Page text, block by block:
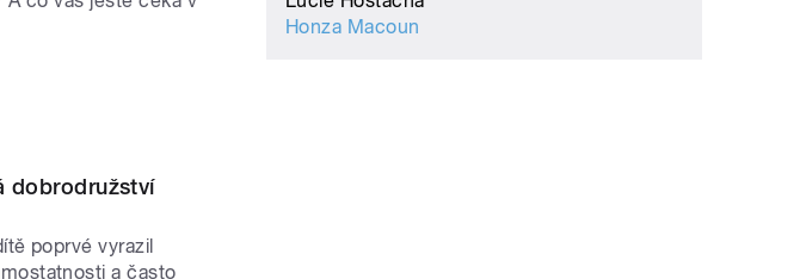
dobrodružství
poprvé vyrazil
a často
Honza Macoun